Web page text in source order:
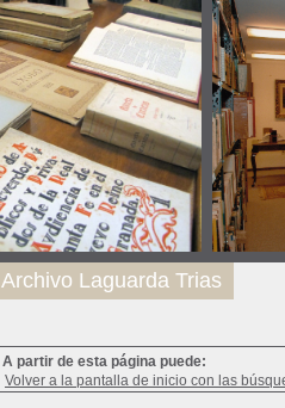
A partir de esta página puede:
Volver a la pantalla de inicio con las
Archivo Laguarda Trias